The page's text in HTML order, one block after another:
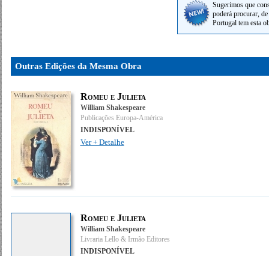
Sugerimos que
poderá procurar,
Portugal tem esta
Outras Edições da Mesma Obra
Romeu e Julieta
William Shakespeare
Publicações Europa-América
INDISPONÍVEL
Ver + Detalhe
Romeu e Julieta
William Shakespeare
Livraria Lello & Irmão Editores
INDISPONÍVEL